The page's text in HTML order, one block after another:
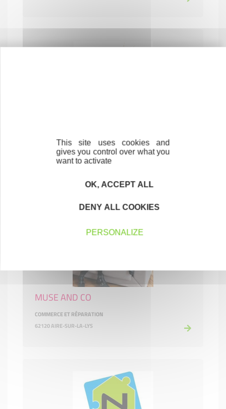
COMMERCE ET RÉPARATION
62500 SAINT-OMER
MUSE AND CO
COMMERCE ET RÉPARATION
62120 AIRE-SUR-LA-LYS
This site uses cookies and
gives you control over what you
want to activate
OK, ACCEPT ALL
DENY ALL COOKIES
PERSONALIZE